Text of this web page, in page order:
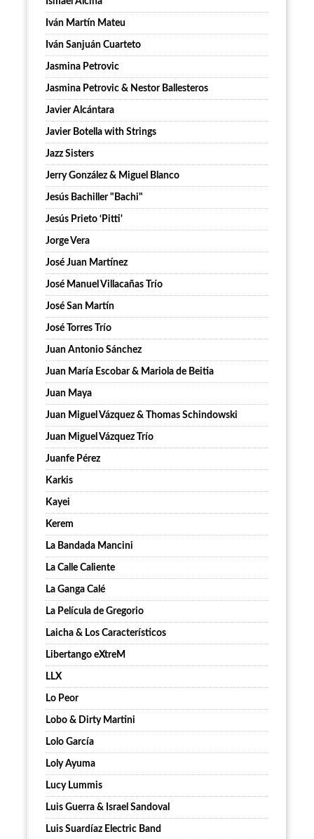
Iván Martín Mateu
Iván Sanjuán Cuarteto
Jasmina Petrovic
Jasmina Petrovic & Nestor Ballesteros
Javier Alcántara
Javier Botella with Strings
Jazz Sisters
Jerry González & Miguel Blanco
Jesús Bachiller "Bachi"
Jesús Prieto ‘Pitti'
Jorge Vera
José Juan Martínez
José Manuel Villacañas Trío
José San Martín
José Torres Trío
Juan Antonio Sánchez
Juan María Escobar & Mariola de Beitia
Juan Maya
Juan Miguel Vázquez & Thomas Schindowski
Juan Miguel Vázquez Trío
Juanfe Pérez
Karkis
Kayei
Kerem
La Bandada Mancini
La Calle Caliente
La Ganga Calé
La Película de Gregorio
Laicha & Los Característicos
Libertango eXtreM
LLX
Lo Peor
Lobo & Dirty Martini
Lolo García
Loly Ayuma
Lucy Lummis
Luis Guerra & Israel Sandoval
Luis Suardíaz Electric Band